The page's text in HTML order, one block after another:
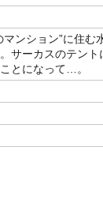
マンション”に住
サーカスのテン
とになって…。